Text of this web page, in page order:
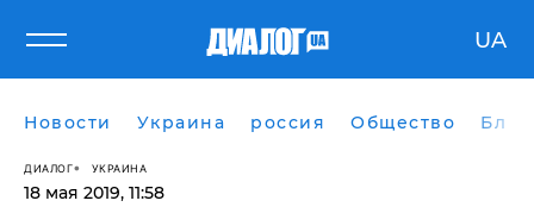
UA
Новости Украина россия Общество
ДИАЛОГ УКРАИНА
18 мая 2019, 11:58